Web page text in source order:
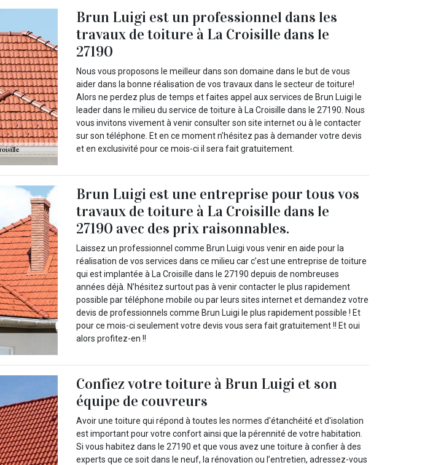
Brun Luigi est un professionnel dans les
travaux de toiture à La Croisille dans le
27190
Nous vous proposons le meilleur dans son domaine dans le but de vous
aider dans la bonne réalisation de vos travaux dans le secteur de toiture!
Alors ne perdez plus de temps et faites appel aux services de Brun Luigi le
leader dans le milieu du service de toiture à La Croisille dans le 27190. Nous
vous invitons vivement à venir consulter son site internet ou à le contacter
sur son téléphone. Et en ce moment n’hésitez pas à demander votre devis
et en exclusivité pour ce mois-ci il sera fait gratuitement.
Brun Luigi est une entreprise pour tous vos
travaux de toiture à La Croisille dans le
27190 avec des prix raisonnables.
Laissez un professionnel comme Brun Luigi vous venir en aide pour la
réalisation de vos services dans ce milieu car c’est une entreprise de toiture
qui est implantée à La Croisille dans le 27190 depuis de nombreuses
années déjà. N’hésitez surtout pas à venir contacter le plus rapidement
possible par téléphone mobile ou par leurs sites internet et demandez votre
devis de professionnels comme Brun Luigi le plus rapidement possible ! Et
pour ce mois-ci seulement votre devis vous sera fait gratuitement !! Et oui
alors profitez-en !!
Confiez votre toiture à Brun Luigi et son
équipe de couvreurs
Avoir une toiture qui répond à toutes les normes d'étanchéité et d'isolation
est important pour votre confort ainsi que la pérennité de votre habitation.
Si vous habitez dans le 27190 et que vous avez une toiture à confier à des
experts que ce soit dans le neuf, la rénovation ou l’entretien, adressez-vous